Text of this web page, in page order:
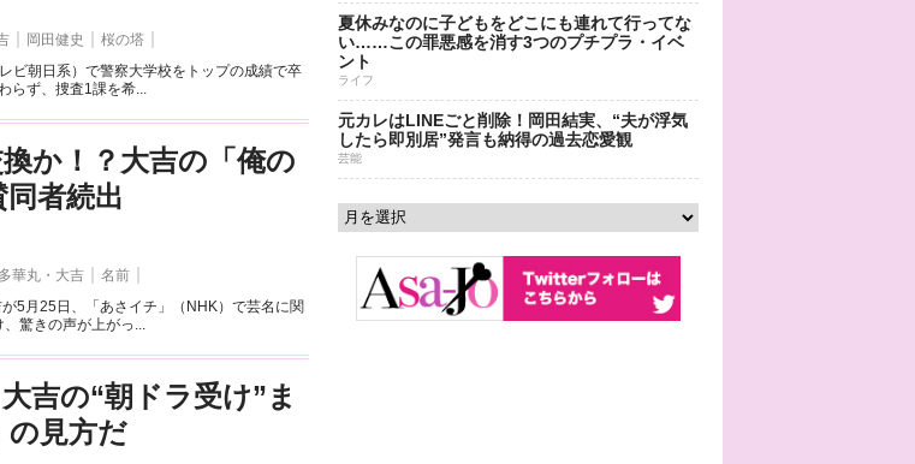
岡田健史
桜の塔
ビ朝日系）で警察大学校をトップの成績で卒
らず、捜査1課を希...
か！？大吉の「俺の
者続出
華丸・大吉
名前
5月25日、「あさイチ」（NHK）で芸名に関
驚きの声が上がっ...
吉の“朝ドラ受け”ま
の見方だ
夏休みなのに子どもをどこにも連れて行ってな
い……この罪悪感を消す3つのプチプラ・イベ
ント
ライフ
元カレはLINEごと削除！岡田結実、“夫が浮気
したら即別居”発言も納得の過去恋愛観
芸能